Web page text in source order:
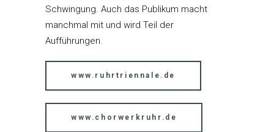
Schwingung. Auch das Publikum macht
manchmal mit und wird Teil der
Aufführungen.
www.ruhrtriennale.de
www.chorwerkruhr.de